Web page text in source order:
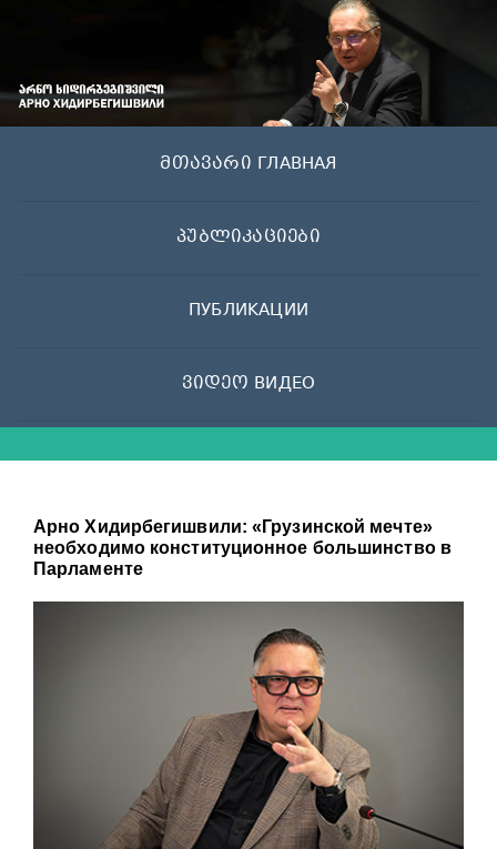
მთავარი ГЛАВНАЯ
პუბლიკაციები
ПУБЛИКАЦИИ
ვიდეო ВИДЕО
Арно Хидирбегишвили: «Грузинской мечте»
необходимо конституционное большинство в
Парламенте